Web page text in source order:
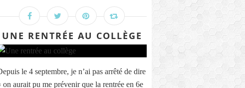
UNE RENTRÉE AU COLLÈGE
le 4 septembre, je n’ai pas arrêté de dire
on aurait pu me prévenir que la rentrée en 6e